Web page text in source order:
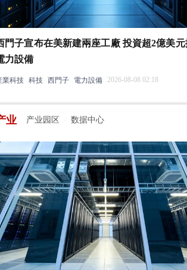
門子宣布在美新建兩座工廠 投資超2億美
力設備
業科技 科技 西門子 電力設備 2026-08-08 02:18
业 产业园区 数据中心